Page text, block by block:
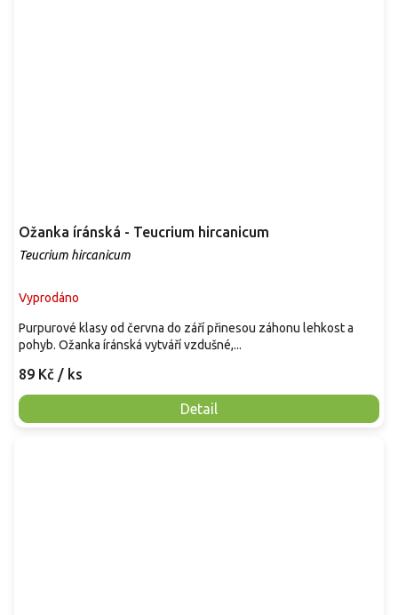
Ožanka íránská - Teucrium hircanicum
Teucrium hircanicum
Vyprodáno
89 Kč / ks
Detail
Purpurové klasy od června do září přinesou záhonu lehkost a
pohyb. Ožanka íránská vytváří vzdušné,...